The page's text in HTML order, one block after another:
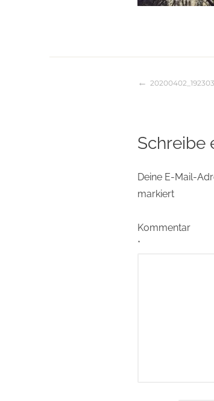
20200402_192303
Schreibe
Deine E-Mail-
markiert
Kommentar
*